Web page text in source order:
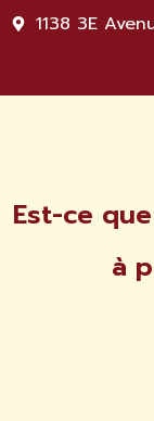
1138 3E
Est-ce
à